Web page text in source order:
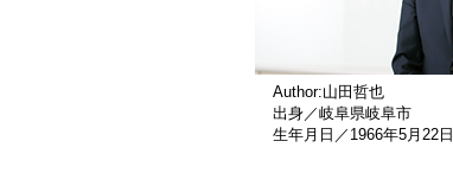
Author:山田哲也
出身／岐阜県岐阜市
生年月日／1966年5月22日